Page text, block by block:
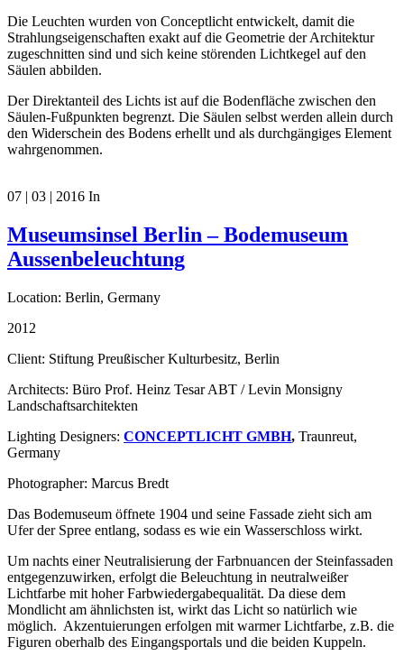
Die Leuchten wurden von Conceptlicht entwickelt, damit die
Strahlungseigenschaften exakt auf die Geometrie der Architektur
zugeschnitten sind und sich keine störenden Lichtkegel auf den
Säulen abbilden.
Der Direktanteil des Lichts ist auf die Bodenfläche zwischen den
Säulen-Fußpunkten begrenzt. Die Säulen selbst werden allein durch
den Widerschein des Bodens erhellt und als durchgängiges Element
wahrgenommen.
07 | 03 | 2016 In
Museumsinsel Berlin – Bodemuseum
Aussenbeleuchtung
Location: Berlin, Germany
2012
Client: Stiftung Preußischer Kulturbesitz, Berlin
Architects: Büro Prof. Heinz Tesar ABT / Levin Monsigny
Landschaftsarchitekten
Lighting Designers: CONCEPTLICHT GMBH, Traunreut,
Germany
Photographer: Marcus Bredt
Das Bodemuseum öffnete 1904 und seine Fassade zieht sich am
Ufer der Spree entlang, sodass es wie ein Wasserschloss wirkt.
Um nachts einer Neutralisierung der Farbnuancen der Steinfassaden
entgegenzuwirken, erfolgt die Beleuchtung in neutralweißer
Lichtfarbe mit hoher Farbwiedergabequalität. Da diese dem
Mondlicht am ähnlichsten ist, wirkt das Licht so natürlich wie
möglich. Akzentuierungen erfolgen mit warmer Lichtfarbe, z.B. die
Figuren oberhalb des Eingangsportals und die beiden Kuppeln.